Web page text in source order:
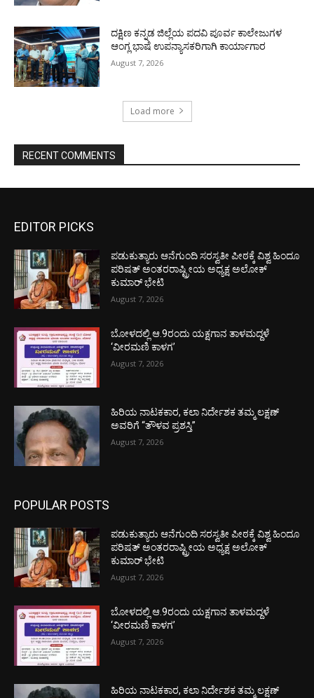
ದಕ್ಷಿಣ ಕನ್ನಡ ಜಿಲ್ಲೆಯ ಪದವಿ ಪೂರ್ವ ಕಾಲೇಜುಗಳ
ಆಂಗ್ಲ ಭಾಷೆ ಉಪನ್ಯಾಸಕರಿಗಾಗಿ ಕಾರ್ಯಾಗಾರ
August 7, 2026
Load more
RECENT COMMENTS
EDITOR PICKS
ಪಡುಕುತ್ಯಾರು ಆನೆಗುಂದಿ ಸರಸ್ವತೀ ಪೀಠಕ್ಕೆ ವಿಶ್ವ ಹಿಂದೂ
ಪರಿಷತ್ ಅಂತರರಾಷ್ಟ್ರೀಯ ಅಧ್ಯಕ್ಷ ಅಲೋಕ್
ಕುಮಾರ್ ಭೇಟಿ
August 7, 2026
ಬೋಳದಲ್ಲಿ ಆ.9ರಂದು ಯಕ್ಷಗಾನ ತಾಳಮದ್ದಳೆ
‘ವೀರಮಣಿ ಕಾಳಗ’
August 7, 2026
ಹಿರಿಯ ನಾಟಕಕಾರ, ಕಲಾ ನಿರ್ದೇಶಕ ತಮ್ಮ ಲಕ್ಷಣ್
ಅವರಿಗೆ “ತೌಳವ ಪ್ರಶಸ್ತಿ”
August 7, 2026
POPULAR POSTS
ಪಡುಕುತ್ಯಾರು ಆನೆಗುಂದಿ ಸರಸ್ವತೀ ಪೀಠಕ್ಕೆ ವಿಶ್ವ ಹಿಂದೂ
ಪರಿಷತ್ ಅಂತರರಾಷ್ಟ್ರೀಯ ಅಧ್ಯಕ್ಷ ಅಲೋಕ್
ಕುಮಾರ್ ಭೇಟಿ
August 7, 2026
ಬೋಳದಲ್ಲಿ ಆ.9ರಂದು ಯಕ್ಷಗಾನ ತಾಳಮದ್ದಳೆ
‘ವೀರಮಣಿ ಕಾಳಗ’
August 7, 2026
ಹಿರಿಯ ನಾಟಕಕಾರ, ಕಲಾ ನಿರ್ದೇಶಕ ತಮ್ಮ ಲಕ್ಷಣ್